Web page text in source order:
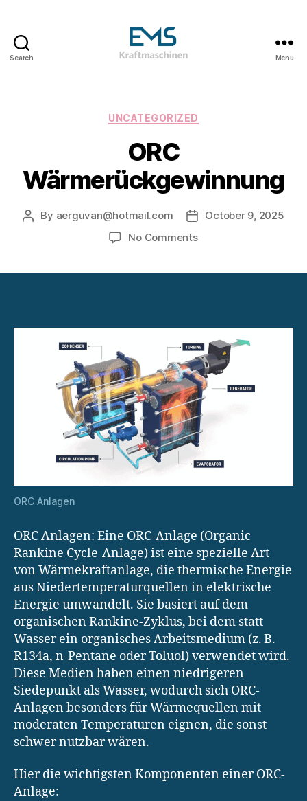
Search
&
Anlagen
&
Holzvergasungsanlagen
Menu
Categories
UNCATEGORIZED
ORC
Wärmerückgewinnung
Post
By aerguvan@hotmail.com
PostOctober 9, 2025
No Commentson
ORC Anlagen
ORC Anlagen: Eine ORC-Anlage (Organic
Rankine Cycle-Anlage) ist eine spezielle Art
von Wärmekraftanlage, die thermische Energie
aus Niedertemperaturquellen in elektrische
Energie umwandelt. Sie basiert auf dem
organischen Rankine-Zyklus, bei dem statt
Wasser ein organisches Arbeitsmedium (z. B.
R134a, n-Pentane oder Toluol) verwendet wird.
Diese Medien haben einen niedrigeren
Siedepunkt als Wasser, wodurch sich ORC-
Anlagen besonders für Wärmequellen mit
moderaten Temperaturen eignen, die sonst
schwer nutzbar wären.
Hier die wichtigsten Komponenten einer ORC-
Anlage: